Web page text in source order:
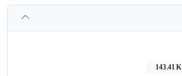
143.41 K